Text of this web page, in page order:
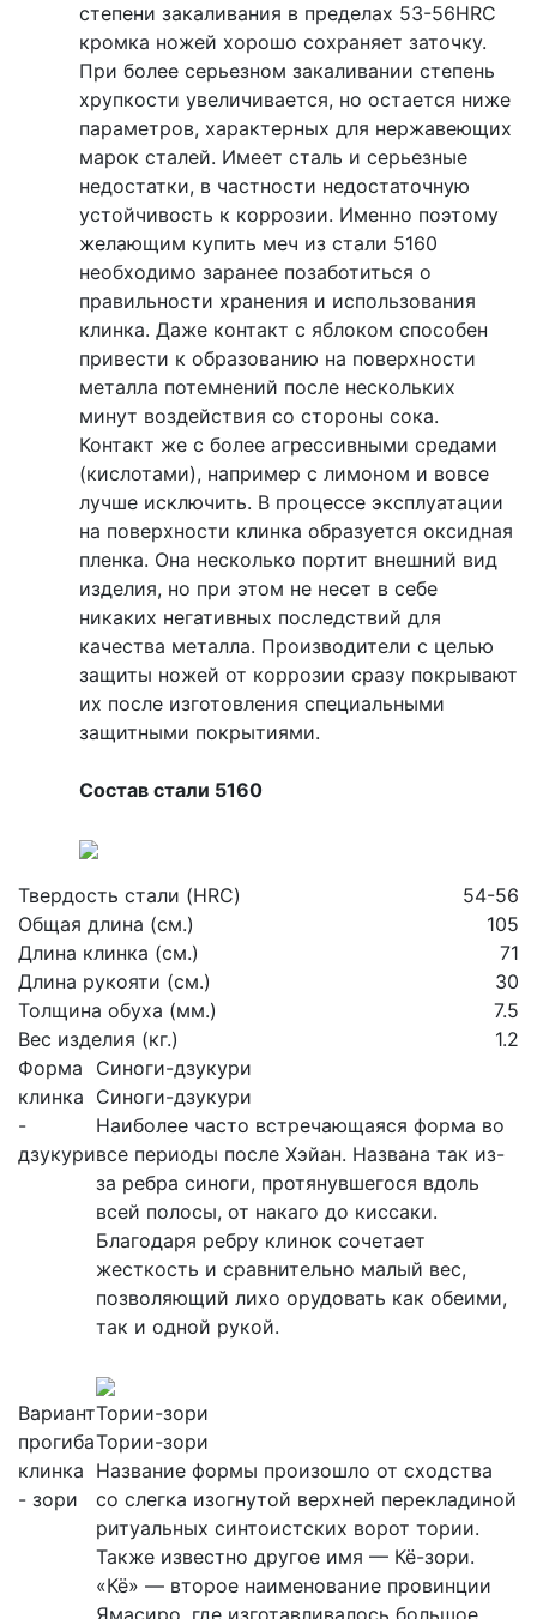
степени закаливания в пределах 53-56HRC
кромка ножей хорошо сохраняет заточку.
При более серьезном закаливании степень
хрупкости увеличивается, но остается ниже
параметров, характерных для нержавеющих
марок сталей. Имеет сталь и серьезные
недостатки, в частности недостаточную
устойчивость к коррозии. Именно поэтому
желающим купить меч из стали 5160
необходимо заранее позаботиться о
правильности хранения и использования
клинка. Даже контакт с яблоком способен
привести к образованию на поверхности
металла потемнений после нескольких
минут воздействия со стороны сока.
Контакт же с более агрессивными средами
(кислотами), например с лимоном и вовсе
лучше исключить. В процессе эксплуатации
на поверхности клинка образуется оксидная
пленка. Она несколько портит внешний вид
изделия, но при этом не несет в себе
никаких негативных последствий для
качества металла. Производители с целью
защиты ножей от коррозии сразу покрывают
их после изготовления специальными
защитными покрытиями.
Состав стали 5160
Твердость стали (HRC)
54-56
Общая длина (см.)
105
Длина клинка (см.)
71
Длина рукояти (см.)
30
Толщина обуха (мм.)
7.5
Вес изделия (кг.)
1.2
Форма
клинка
-
дзукури
Синоги-дзукури
Синоги-дзукури
Наиболее часто встречающаяся форма во
все периоды после Хэйан. Названа так из-
за ребра синоги, протянувшегося вдоль
всей полосы, от накаго до киссаки.
Благодаря ребру клинок сочетает
жесткость и сравнительно малый вес,
позволяющий лихо орудовать как обеими,
так и одной рукой.
Вариант
прогиба
клинка
- зори
Тории-зори
Тории-зори
Название формы произошло от сходства
со слегка изогнутой верхней перекладиной
ритуальных синтоистских ворот тории.
Также известно другое имя — Кё-зори.
«Кё» — второе наименование провинции
Ямасиро, где изготавливалось большое